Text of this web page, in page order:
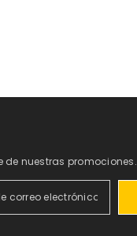
de nuestras promociones.